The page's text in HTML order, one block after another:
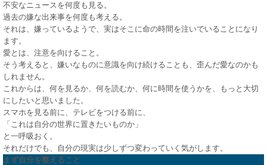
不安なニュースを何度も見る。
過去の嫌な出来事を何度も考える。
それは、嫌っているようで、実はそこに命の時間を注いでいることになり
ます。
愛とは、注意を向けること。
そう考えると、嫌いなものに意識を向け続けることも、歪んだ愛なのかも
しれません。
これからは、何を見るか、何を読むか、何に時間を使うかを、もっと大切
にしたいと思いました。
スマホを見る前に、テレビをつける前に、
「これは自分の世界に置きたいものか」
と一呼吸おく。
それだけでも、自分の現実は少しずつ変わっていく気がします。
まず自分を整えること